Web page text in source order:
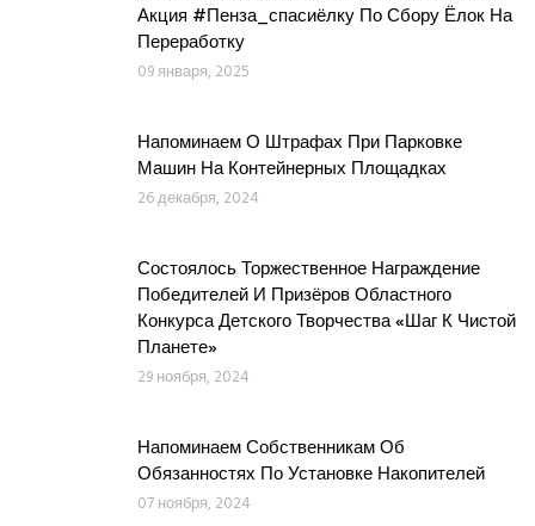
Акция #Пенза_спасиёлку По Сбору Ёлок На
Переработку
09 января, 2025
Напоминаем О Штрафах При Парковке
Машин На Контейнерных Площадках
26 декабря, 2024
Состоялось Торжественное Награждение
Победителей И Призёров Областного
Конкурса Детского Творчества «Шаг К Чистой
Планете»
29 ноября, 2024
Напоминаем Собственникам Об
Обязанностях По Установке Накопителей
07 ноября, 2024